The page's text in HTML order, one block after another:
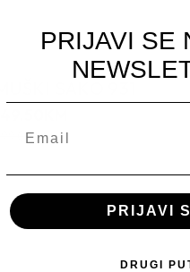
299.00KM
PRIJAVI SE
PRIJAVI
DRUGI